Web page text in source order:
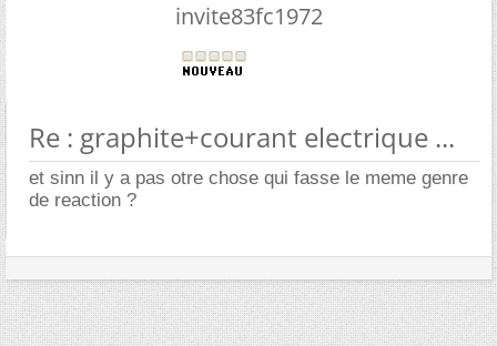
invite83fc1972
Re : graphite+courant electrique ...
et sinn il y a pas otre chose qui fasse le meme genre
de reaction ?